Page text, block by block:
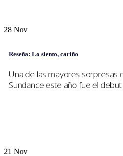
28 Nov
Reseña: Lo siento, cariño
Una de las mayores sorpresas
Sundance este año fue el
21 Nov